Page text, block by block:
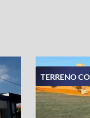
TERRENO